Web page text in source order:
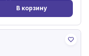
В корзину